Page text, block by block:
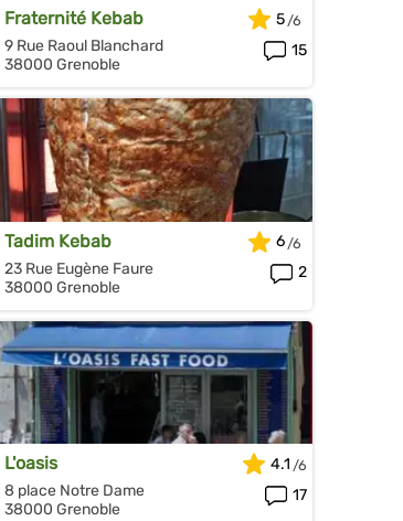
Fraternité Kebab
9 Rue Raoul Blanchard
38000 Grenoble
5
15
Tadim Kebab
23 Rue Eugène Faure
38000 Grenoble
6
2
L'oasis
8 place Notre Dame
38000 Grenoble
4.1
17